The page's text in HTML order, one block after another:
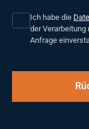
Ich habe die
der Verarbeitung
Anfrage